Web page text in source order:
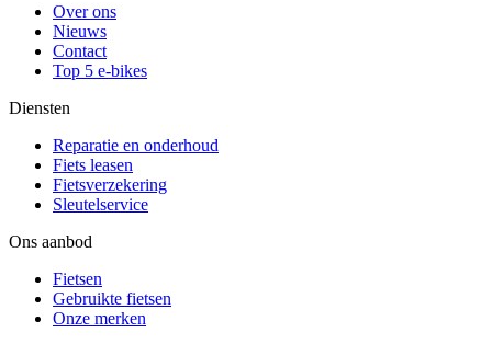
Over ons
Nieuws
Contact
Top 5 e-bikes
Diensten
Reparatie en onderhoud
Fiets leasen
Fietsverzekering
Sleutelservice
Ons aanbod
Fietsen
Gebruikte fietsen
Onze merken